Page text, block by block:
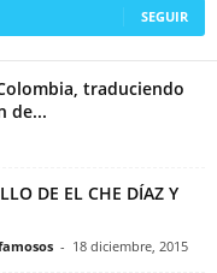
SEGUIR
traduciendo
de...
DE EL CHE DÍAZ Y
- 18 diciembre, 2015